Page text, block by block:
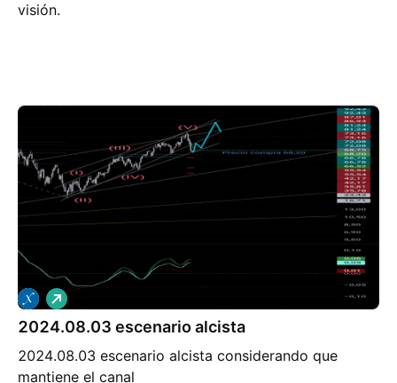
visión.
2024.08.03 escenario alcista
2024.08.03 escenario alcista considerando que
mantiene el canal
L
a
r
o